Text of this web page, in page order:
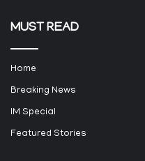
MUST READ
Home
Breaking News
IM Special
Featured Stories